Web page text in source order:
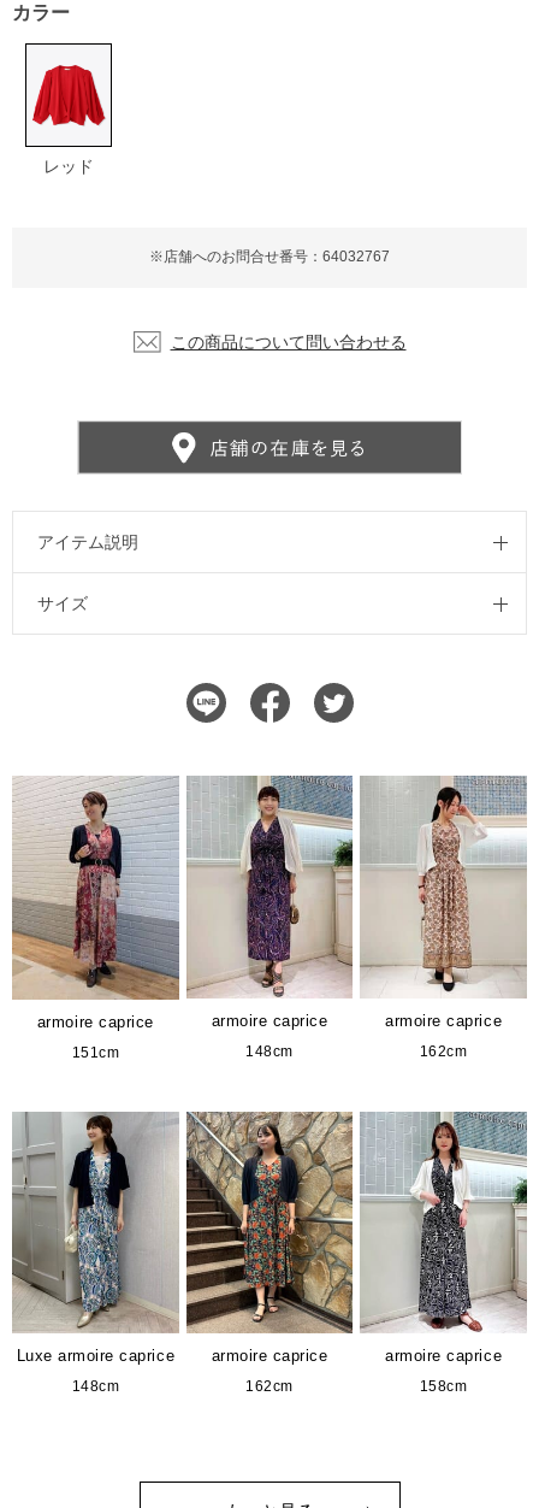
※店舗へのお問合せ番号：64032767
カラー
レッド
この商品について問い合わせる
アイテム説明
サイズ
armoire caprice
151cm
armoire caprice
148cm
armoire caprice
162cm
Luxe armoire caprice
148cm
armoire caprice
162cm
armoire caprice
158cm